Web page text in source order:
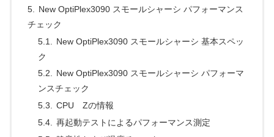
New OptiPlex3090 スモールシャーシ パフォーマンス
チェック
New OptiPlex3090 スモールシャーシ 基本スペッ
ク
New OptiPlex3090 スモールシャーシ パフォーマ
ンスチェック
CPU Zの情報
再起動テストによるパフォーマンス測定